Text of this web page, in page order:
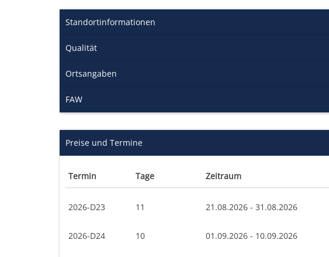
Standortinformationen
Qualität
Ortsangaben
FAW
Preise und Termine
Termin Tage Zeitraum
2026-D23 11 21.08.2026 - 31.08.2026
2026-D24 10 01.09.2026 - 10.09.2026